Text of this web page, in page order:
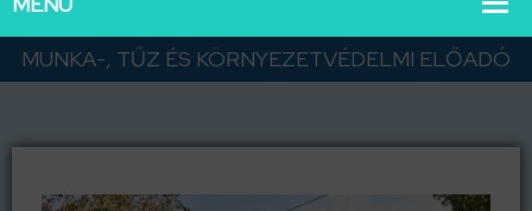
MUNKA-, TŰZ ÉS KÖRNYEZETVÉDELMI ELŐADÓ